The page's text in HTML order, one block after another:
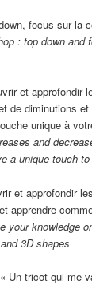
focus sur la
: top down and
et approfondir
de diminutions
unique à
and
a unique touch
et approfondir
apprendre
your knowledge
3D shapes
Un tricot qui me